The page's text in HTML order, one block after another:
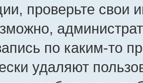
проверьте свои
по каким-то
удаляют